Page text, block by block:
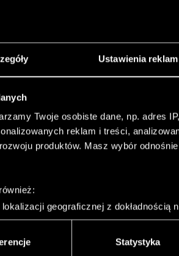
Ustawienia reklam
Twoje osobiste dane, np. adres
reklam i treści,
produktów. Masz wybór
geograficznej z dokładnością
analizując charakteryzującego je
osobiste dane są przetwarzane oraz
Statystyka
o ofercie publicznej. (Korekta)
o ofercie publicznej.